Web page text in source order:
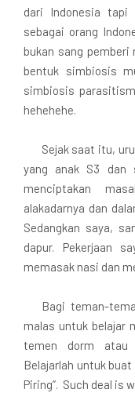
dari Indonesia tapi
sebagai orang
bukan sang
bentuk simbiosis
simbiosis
hehehehe.
Sejak saat itu,
yang anak S3 dan
menciptakan
alakadarnya dan
Sedangkan saya,
dapur. Pekerjaan
memasak nasi dan
Bagi teman-
malas untuk belajar
temen dorm atau
Belajarlah untuk buat
Piring”. Such deal is